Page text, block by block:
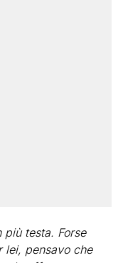
più testa. Forse
lei, pensavo che